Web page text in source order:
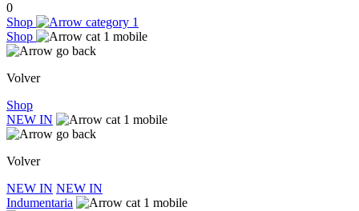
0
Shop
Shop
Volver
Shop
NEW IN
Volver
NEW IN NEW IN
Indumentaria